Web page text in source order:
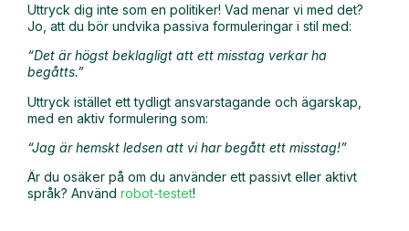
Uttryck dig inte som en politiker! Vad menar vi med det?
Jo, att du bör undvika passiva formuleringar i stil med:
“Det är högst beklagligt att ett misstag verkar ha
begåtts.”
Uttryck istället ett tydligt ansvarstagande och ägarskap,
med en aktiv formulering som:
“Jag är hemskt ledsen att vi har begått ett misstag!”
Är du osäker på om du använder ett passivt eller aktivt
språk? Använd robot-testet!